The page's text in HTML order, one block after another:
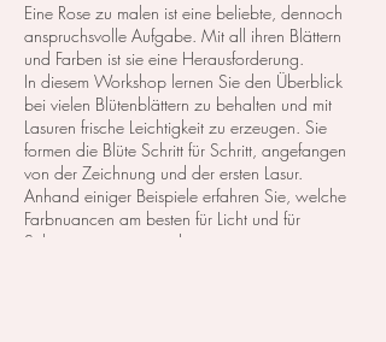
Eine Rose zu malen ist eine beliebte, dennoch
anspruchsvolle Aufgabe. Mit all ihren Blättern
und Farben ist sie eine Herausforderung.
In diesem Workshop lernen Sie den Überblick
bei vielen Blütenblättern zu behalten und mit
Lasuren frische Leichtigkeit zu erzeugen. Sie
formen die Blüte Schritt für Schritt, angefangen
von der Zeichnung und der ersten Lasur.
Anhand einiger Beispiele erfahren Sie, welche
Farbnuancen am besten für Licht und für
Schatten geeignet sind.